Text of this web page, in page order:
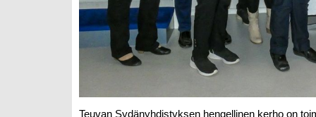
Teuvan Sydänyhdistyksen hengellinen kerho on